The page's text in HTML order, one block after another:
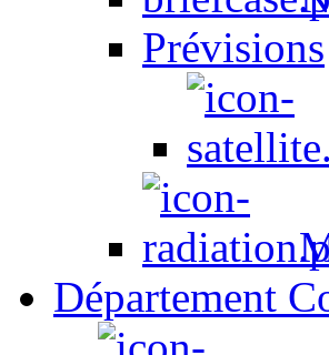
Prévisions
Département